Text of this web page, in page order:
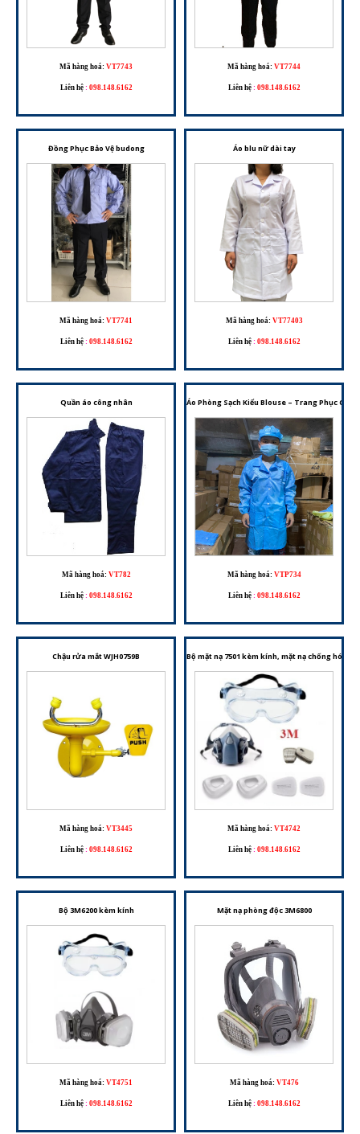
Mã hàng hoá: VT7743
Liên hệ : 098.148.6162
Mã hàng hoá: VT7744
Liên hệ : 098.148.6162
Đồng Phục Bảo Vệ budong
Mã hàng hoá: VT7741
Liên hệ : 098.148.6162
Áo blu nữ dài tay
Mã hàng hoá: VT77403
Liên hệ : 098.148.6162
Quần áo công nhân
Mã hàng hoá: VT782
Liên hệ : 098.148.6162
Áo Phòng Sạch Kiểu Blouse – Trang Phục
Mã hàng hoá: VTP734
Liên hệ : 098.148.6162
Chậu rửa mắt WJH0759B
Mã hàng hoá: VT3445
Liên hệ : 098.148.6162
Bộ mặt nạ 7501 kèm kính, mặt nạ chống hóa
Mã hàng hoá: VT4742
Liên hệ : 098.148.6162
Bộ 3M6200 kèm kính
Mã hàng hoá: VT4751
Liên hệ : 098.148.6162
Mặt nạ phòng độc 3M6800
Mã hàng hoá: VT476
Liên hệ : 098.148.6162